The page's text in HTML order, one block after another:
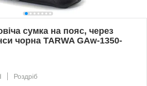
сумка на пояс, через
чорна TARWA GAw-1350-
Роздріб